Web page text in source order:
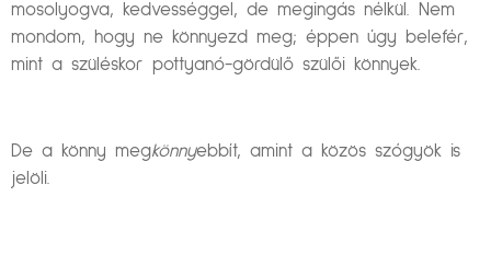
mosolyogva, kedvességgel, de megingás nélkül. Nem
mondom, hogy ne könnyezd meg; éppen úgy belefér,
mint a szüléskor pottyanó-gördülő szülői könnyek.
De a könny megkönnyebbít, amint a közös szógyök is
jelöli.